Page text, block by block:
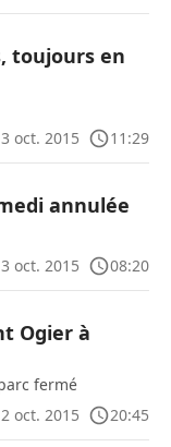
toujours en
3 oct. 2015
11:29
annulée
3 oct. 2015
08:20
Ogier à
fermé
2 oct. 2015
20:45